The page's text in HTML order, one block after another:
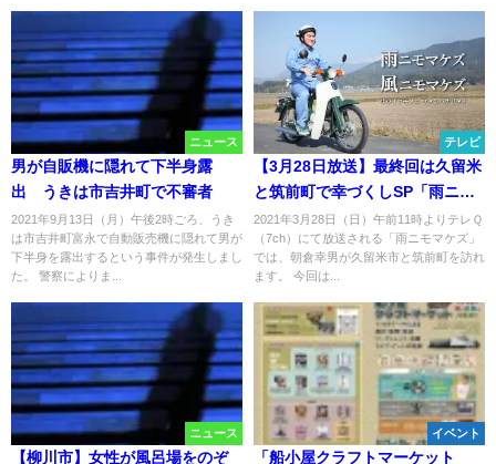
ニュース
男が自販機に隠れて下半身露
出 うきは市吉井町で不審者
2021年9月13日（月）午後2時ごろ、うき
は市吉井町富永で自動販売機に隠れて男が
下半身を露出するという事件が発生しまし
た。 警察によりま...
テレビ
【3月28日放送】最終回は久留米
と筑前町で幸づくしSP「雨ニモ
マケズ、」
2021年3月28日（日）午前11時よりテレＱ
（7ch）にて放送される「雨ニモマケズ」
では、朝倉幸男が久留米市と筑前町を訪れ
ます。 今回は...
ニュース
【柳川市】女性が風呂場をのぞ
イベント
「船小屋クラフトマーケット